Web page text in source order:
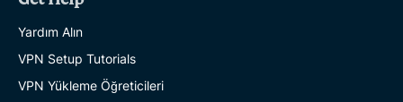
Yardım Alın
VPN Setup Tutorials
VPN Yükleme Öğreticileri